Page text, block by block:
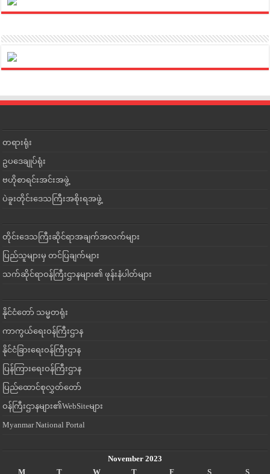
တရားရုံး
ဥပဒေချုပ်ရုံး
ဗဟိုစာရင်းအင်းအဖွဲ့
ပဲခူးတိုင်းဒေသကြီးအစိုးရအဖွဲ့
တိုင်းဒေသကြီးဆိုင်ရာအချက်အလက်များ
ပြည်သူများမှ တင်ပြချက်များ
သက်ဆိုင်ရာဝန်ကြီးဌာနများ၏ ဖုန်းနံပါတ်များ
နိုင်ငံတော် သမ္မတရုံး
ကာကွယ်ရေးဝန်ကြီးဌာန
နိုင်ငံခြားရေးဝန်ကြီးဌာန
ပြန်ကြားရေးဝန်ကြီးဌာန
ပြည်ထောင်စုလွှတ်တော်
ဝန်ကြီးဌာနများ၏WebSiteများ
Myanmar National Portal
November 2023
M
T W T F S S